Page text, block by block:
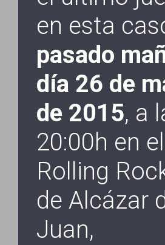
en esta
pasado
día 26 de
de 2015, a
20:00h en el
Rolling
de Alcázar
Juan,